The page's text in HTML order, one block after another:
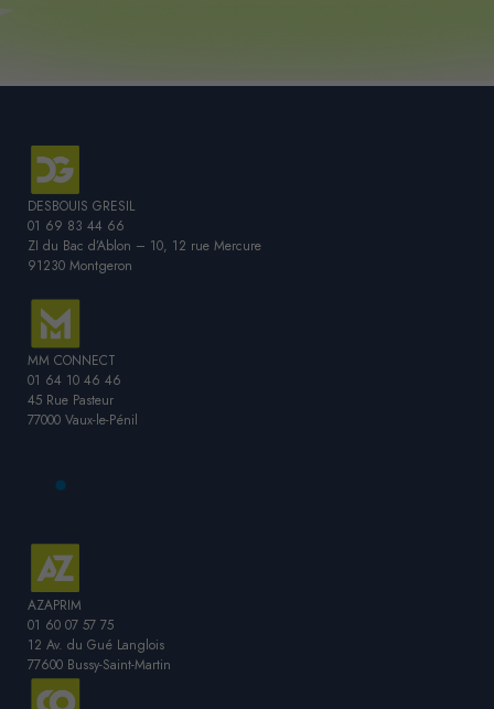
DESBOUIS GRESIL
01 69 83 44 66
ZI du Bac d’Ablon – 10, 12 rue Mercure
91230 Montgeron
MM CONNECT
01 64 10 46 46
45 Rue Pasteur
77000 Vaux-le-Pénil
AZAPRIM
01 60 07 57 75
12 Av. du Gué Langlois
77600 Bussy-Saint-Martin